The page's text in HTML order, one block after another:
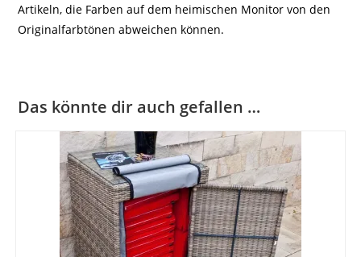
Artikeln, die Farben auf dem heimischen Monitor von den
Originalfarbtönen abweichen können.
Das könnte dir auch gefallen …